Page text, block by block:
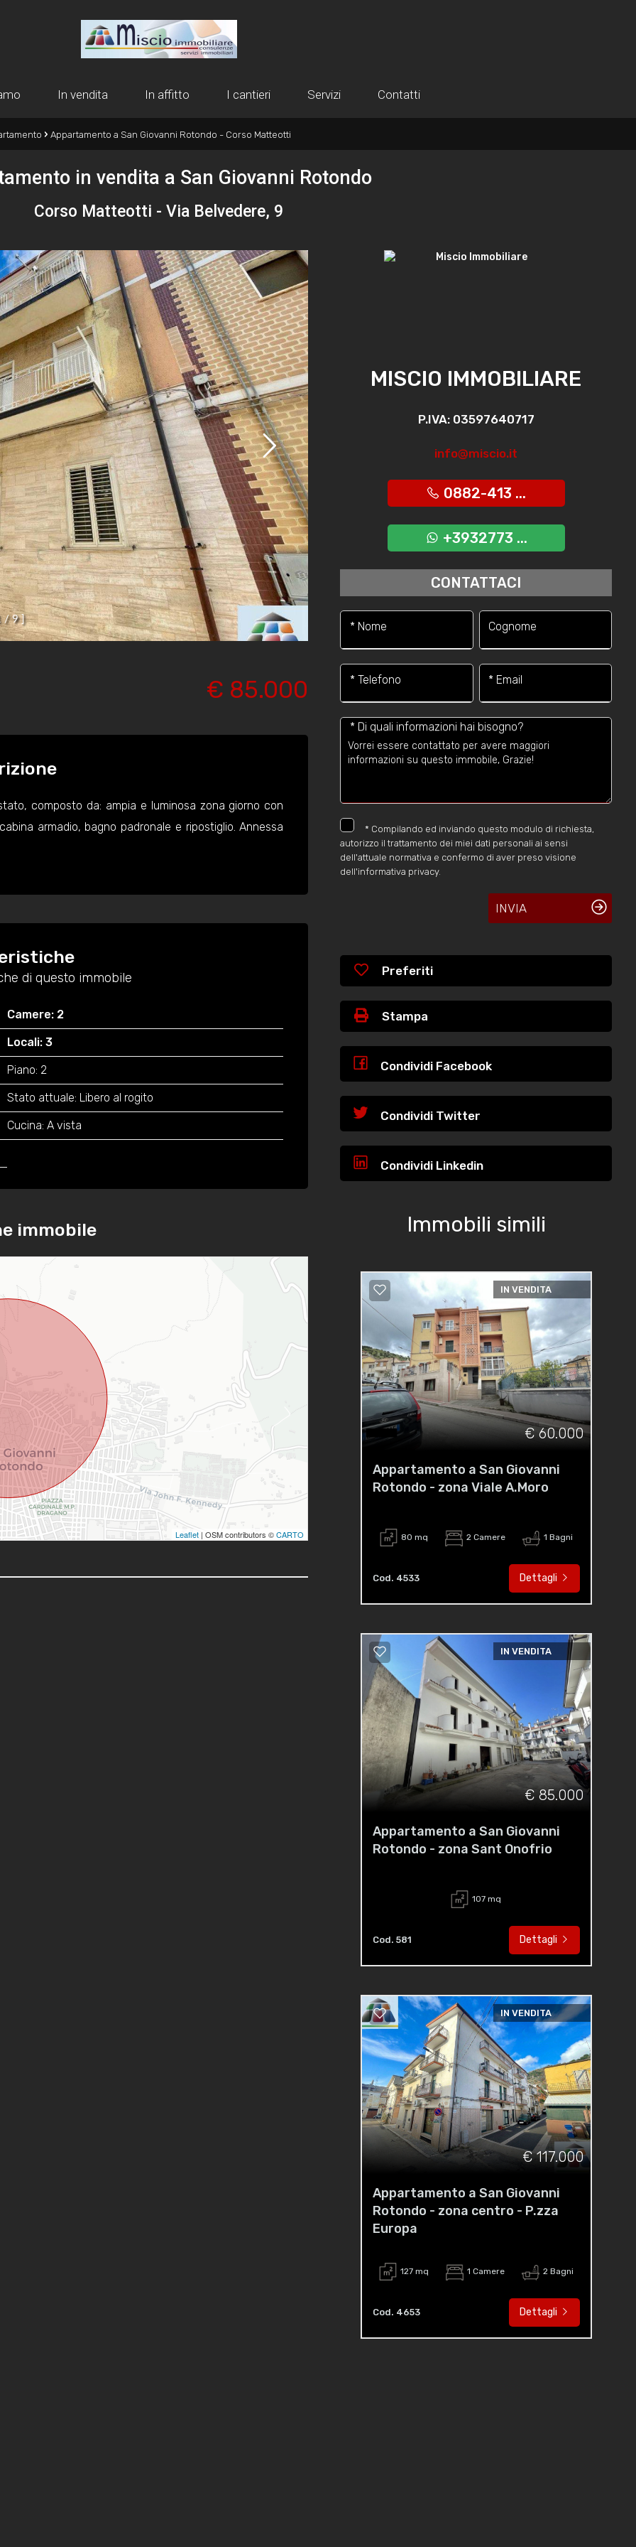
In vendita In affitto I cantieri Servizi Contatti
› Appartamento a San Giovanni Rotondo - Corso Matteotti
in vendita a San Giovanni Rotondo
Corso Matteotti - Via Belvedere, 9
/ 9 ]
€ 85.000
composto da: ampia e luminosa zona giorno con
armadio, bagno padronale e ripostiglio. Annessa
di questo immobile
Camere: 2
Locali: 3
Piano: 2
Stato attuale: Libero al rogito
Cucina: A vista
immobile
Leaflet | OSM contributors ©CARTO
MISCIO IMMOBILIARE
P.IVA: 03597640717
info@miscio.it
0882-413 ...
+3932773 ...
CONTATTACI
* Nome Cognome
* Telefono * Email
* Di quali informazioni hai bisogno?
* Compilando ed inviando questo modulo di richiesta,
autorizzo il trattamento dei miei dati personali ai sensi
dell'attuale normativa e confermo di aver preso visione
dell'informativa privacy.
INVIA
Preferiti
Stampa
Condividi Facebook
Condividi Twitter
Condividi Linkedin
Immobili simili
IN VENDITA
€ 60.000
Appartamento a San Giovanni
Rotondo - zona Viale A.Moro
80 mq 2 Camere 1 Bagni
Cod. 4533 Dettagli
IN VENDITA
€ 85.000
Appartamento a San Giovanni
Rotondo - zona Sant Onofrio
107 mq
Cod. 581 Dettagli
IN VENDITA
€ 117.000
Appartamento a San Giovanni
Rotondo - zona centro - P.zza
Europa
127 mq 1 Camere 2 Bagni
Cod. 4653 Dettagli